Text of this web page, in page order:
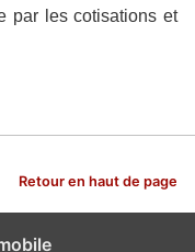
par les cotisations et
Retour en haut de page